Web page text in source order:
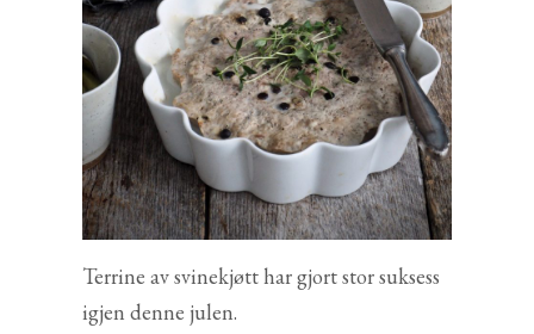
Terrine av svinekjøtt har gjort stor suksess
igjen denne julen.